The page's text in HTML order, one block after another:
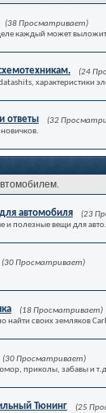
(38 Просматривает)
каждый может
(24
характеристики
ответы
(32
автомобиля
(23
и полезные вещи для авто.
(30 Просматривает)
(18 Просматривает)
найти своих земляков
(30 Просматривает)
приколы, забавы и
Тюнинг
(25